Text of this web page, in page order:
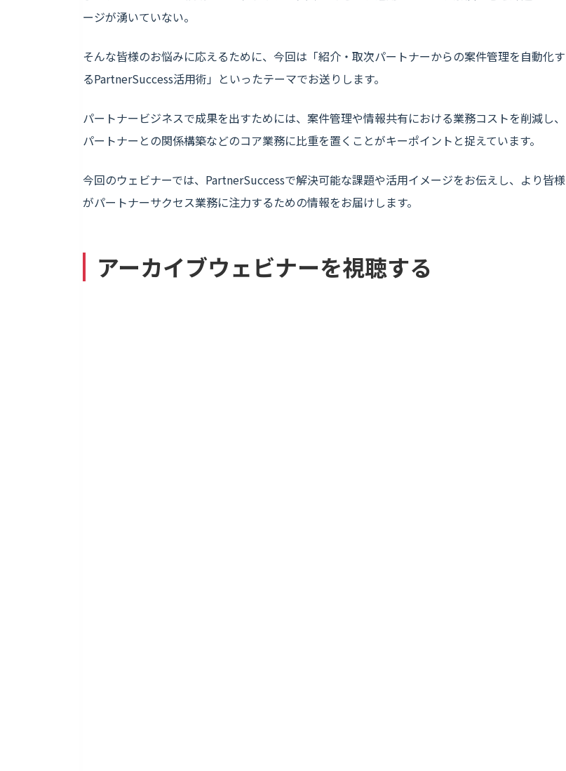
ージが湧いていない。
そんな皆様のお悩みに応えるために、今回は「紹介・取次パートナーからの案件管理を自動化す
るPartnerSuccess活用術」といったテーマでお送りします。
パートナービジネスで成果を出すためには、案件管理や情報共有における業務コストを削減し、
パートナーとの関係構築などのコア業務に比重を置くことがキーポイントと捉えています。
今回のウェビナーでは、PartnerSuccessで解決可能な課題や活用イメージをお伝えし、より皆様
がパートナーサクセス業務に注力するための情報をお届けします。
アーカイブウェビナーを視聴する